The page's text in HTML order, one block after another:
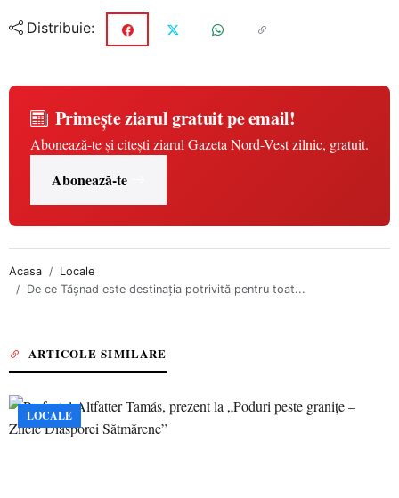
Distribuie:
Primește ziarul gratuit pe email!
Abonează-te și citești ziarul Gazeta Nord-Vest zilnic, gratuit.
Abonează-te
Acasa
Locale
De ce Tășnad este destinația potrivită pentru toat...
ARTICOLE SIMILARE
LOCALE